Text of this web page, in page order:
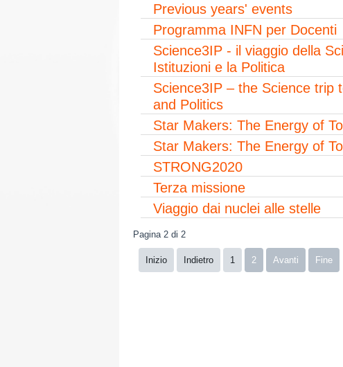
Previous years' events
Programma INFN per Docenti
Science3IP - il viaggio della
Istituzioni e la Politica
Science3IP – the Science trip
and Politics
Star Makers: The Energy of
Star Makers: The Energy of
STRONG2020
Terza missione
Viaggio dai nuclei alle stelle
Pagina 2 di 2
Inizio Indietro 1 2 Avanti Fine